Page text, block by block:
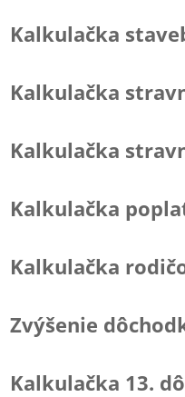
Kalkulačka
Kalkulačka
Kalkulačka
Kalkulačka
Kalkulačka
Zvýšenie
Kalkulačka 13.